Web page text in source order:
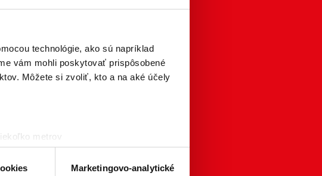
technológie, ako sú napríklad
vám mohli poskytovať prispôsobené
Môžete si zvoliť, kto a na aké účely
metrov
(odtlačky prstov).
nastaveniami. Súhlas môžete
Marketingovo-analytické